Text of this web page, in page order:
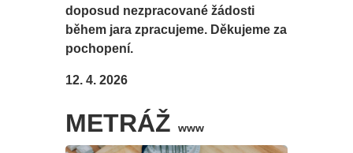
doposud nezpracované žádosti
během jara zpracujeme. Děkujeme za
pochopení.
12. 4. 2026
METRÁŽwww